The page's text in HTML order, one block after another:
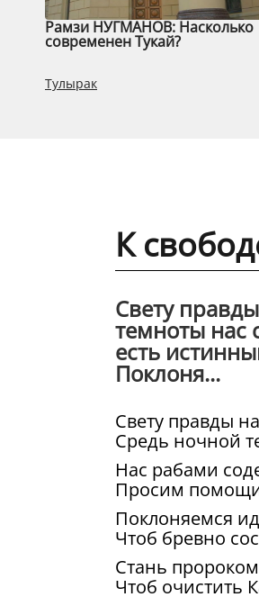
Рамзи НУГМАНОВ: Насколько
современен Тукай?
Тулырак
К
Свету
темноты нас
есть
Поклоня...
Свету правды
Средь ночной
Нас рабами
Просим помощи
Поклоняемся
Чтоб бревно
Стань
Чтоб очистить